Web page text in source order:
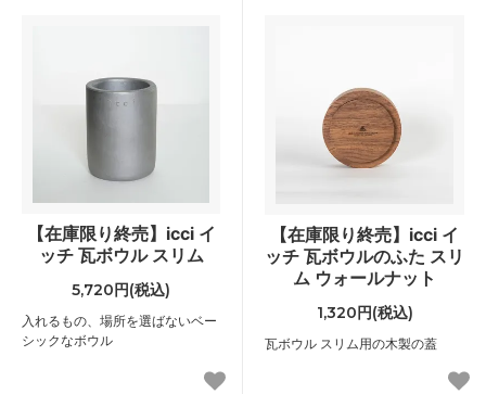
【在庫限り終売】icci イ
ッチ 瓦ボウル スリム
5,720円(税込)
入れるもの、場所を選ばないベー
シックなボウル
【在庫限り終売】icci イ
ッチ 瓦ボウルのふた スリ
ム ウォールナット
1,320円(税込)
瓦ボウル スリム用の木製の蓋